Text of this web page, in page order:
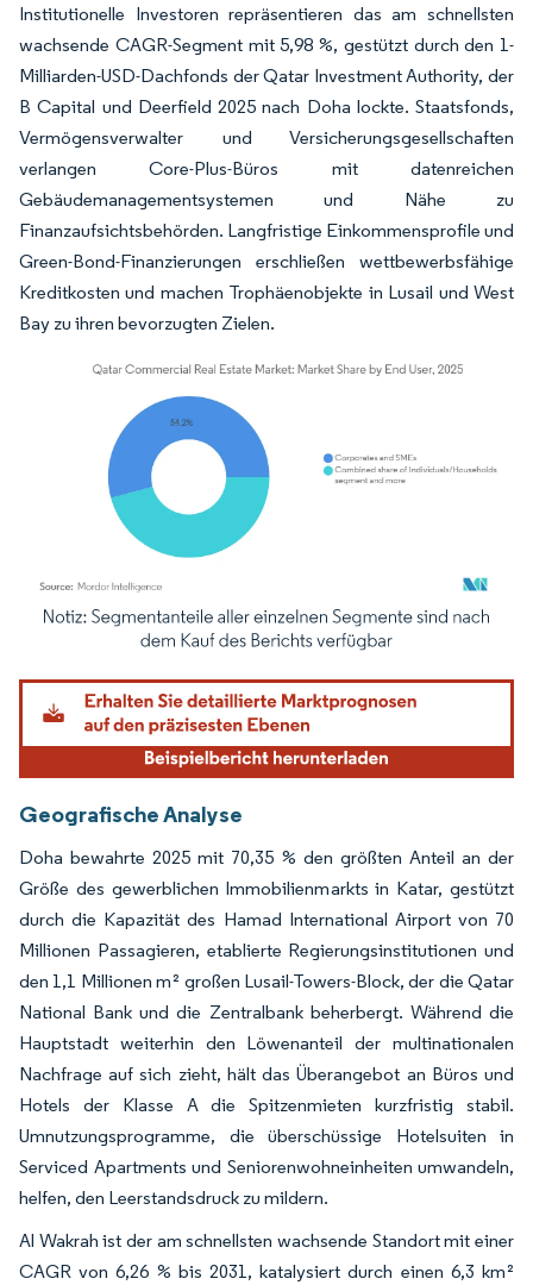
Institutionelle Investoren repräsentieren das am schnellsten
wachsende CAGR-Segment mit 5,98 %, gestützt durch den 1-
Milliarden-USD-Dachfonds der Qatar Investment Authority, der
B Capital und Deerfield 2025 nach Doha lockte. Staatsfonds,
Vermögensverwalter und Versicherungsgesellschaften
verlangen Core-Plus-Büros mit datenreichen
Gebäudemanagementsystemen und Nähe zu
Finanzaufsichtsbehörden. Langfristige Einkommensprofile und
Green-Bond-Finanzierungen erschließen wettbewerbsfähige
Kreditkosten und machen Trophäenobjekte in Lusail und West
Bay zu ihren bevorzugten Zielen.
Bild © Mordor Intelligence. Wiederverwendung erfordert Namensnennung
Geografische Analyse
Doha bewahrte 2025 mit 70,35 % den größten Anteil an der
Größe des gewerblichen Immobilienmarkts in Katar, gestützt
durch die Kapazität des Hamad International Airport von 70
Millionen Passagieren, etablierte Regierungsinstitutionen und
den 1,1 Millionen m² großen Lusail-Towers-Block, der die Qatar
National Bank und die Zentralbank beherbergt. Während die
Hauptstadt weiterhin den Löwenanteil der multinationalen
Nachfrage auf sich zieht, hält das Überangebot an Büros und
Hotels der Klasse A die Spitzenmieten kurzfristig stabil.
Umnutzungsprogramme, die überschüssige Hotelsuiten in
Serviced Apartments und Seniorenwohneinheiten umwandeln,
helfen, den Leerstandsdruck zu mildern.
Al Wakrah ist der am schnellsten wachsende Standort mit einer
CAGR von 6,26 % bis 2031, katalysiert durch einen 6,3 km²